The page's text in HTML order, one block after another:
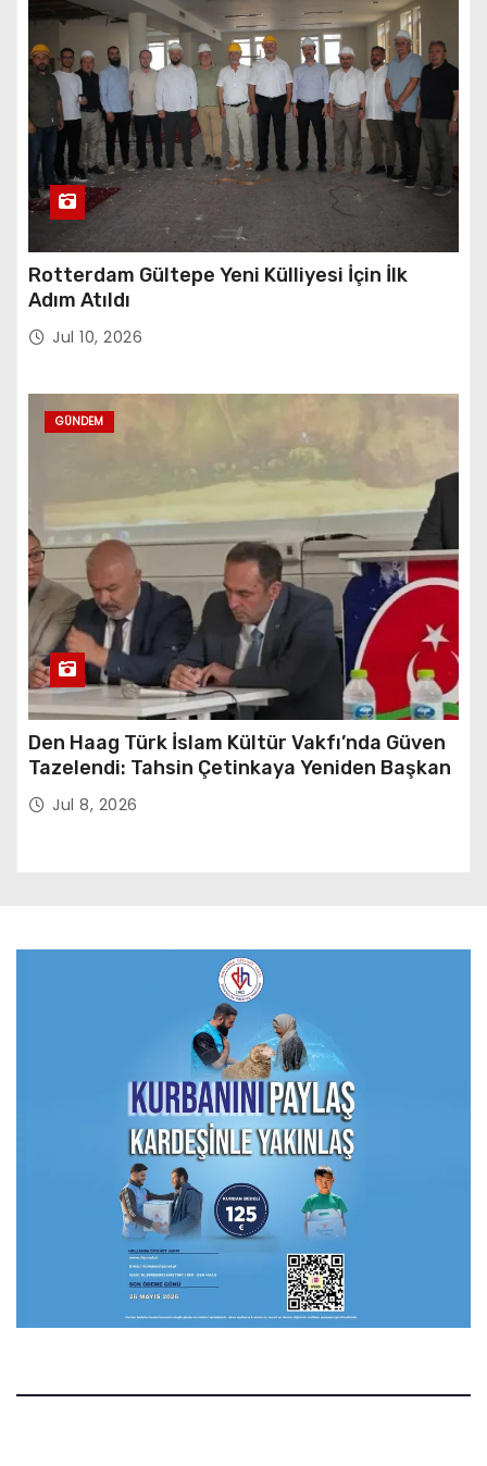
Rotterdam Gültepe Yeni Külliyesi İçin İlk
Adım Atıldı
Jul 10, 2026
GÜNDEM
Den Haag Türk İslam Kültür Vakfı’nda Güven
Tazelendi: Tahsin Çetinkaya Yeniden Başkan
Jul 8, 2026